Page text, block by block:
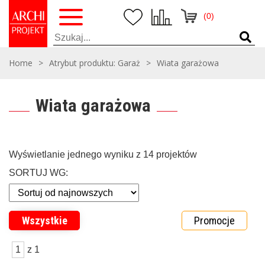
(0)
Home > Atrybut produktu: Garaż > Wiata garażowa
Wiata garażowa
Wyświetlanie jednego wyniku z 14 projektów
SORTUJ WG:
Wszystkie Promocje
1 z 1